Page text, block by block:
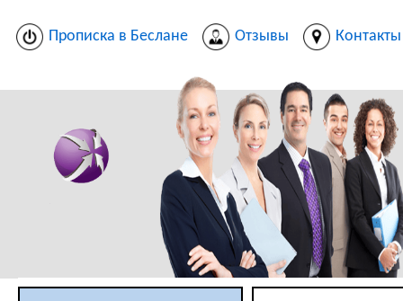
Прописка в Беслане Отзывы Контакты